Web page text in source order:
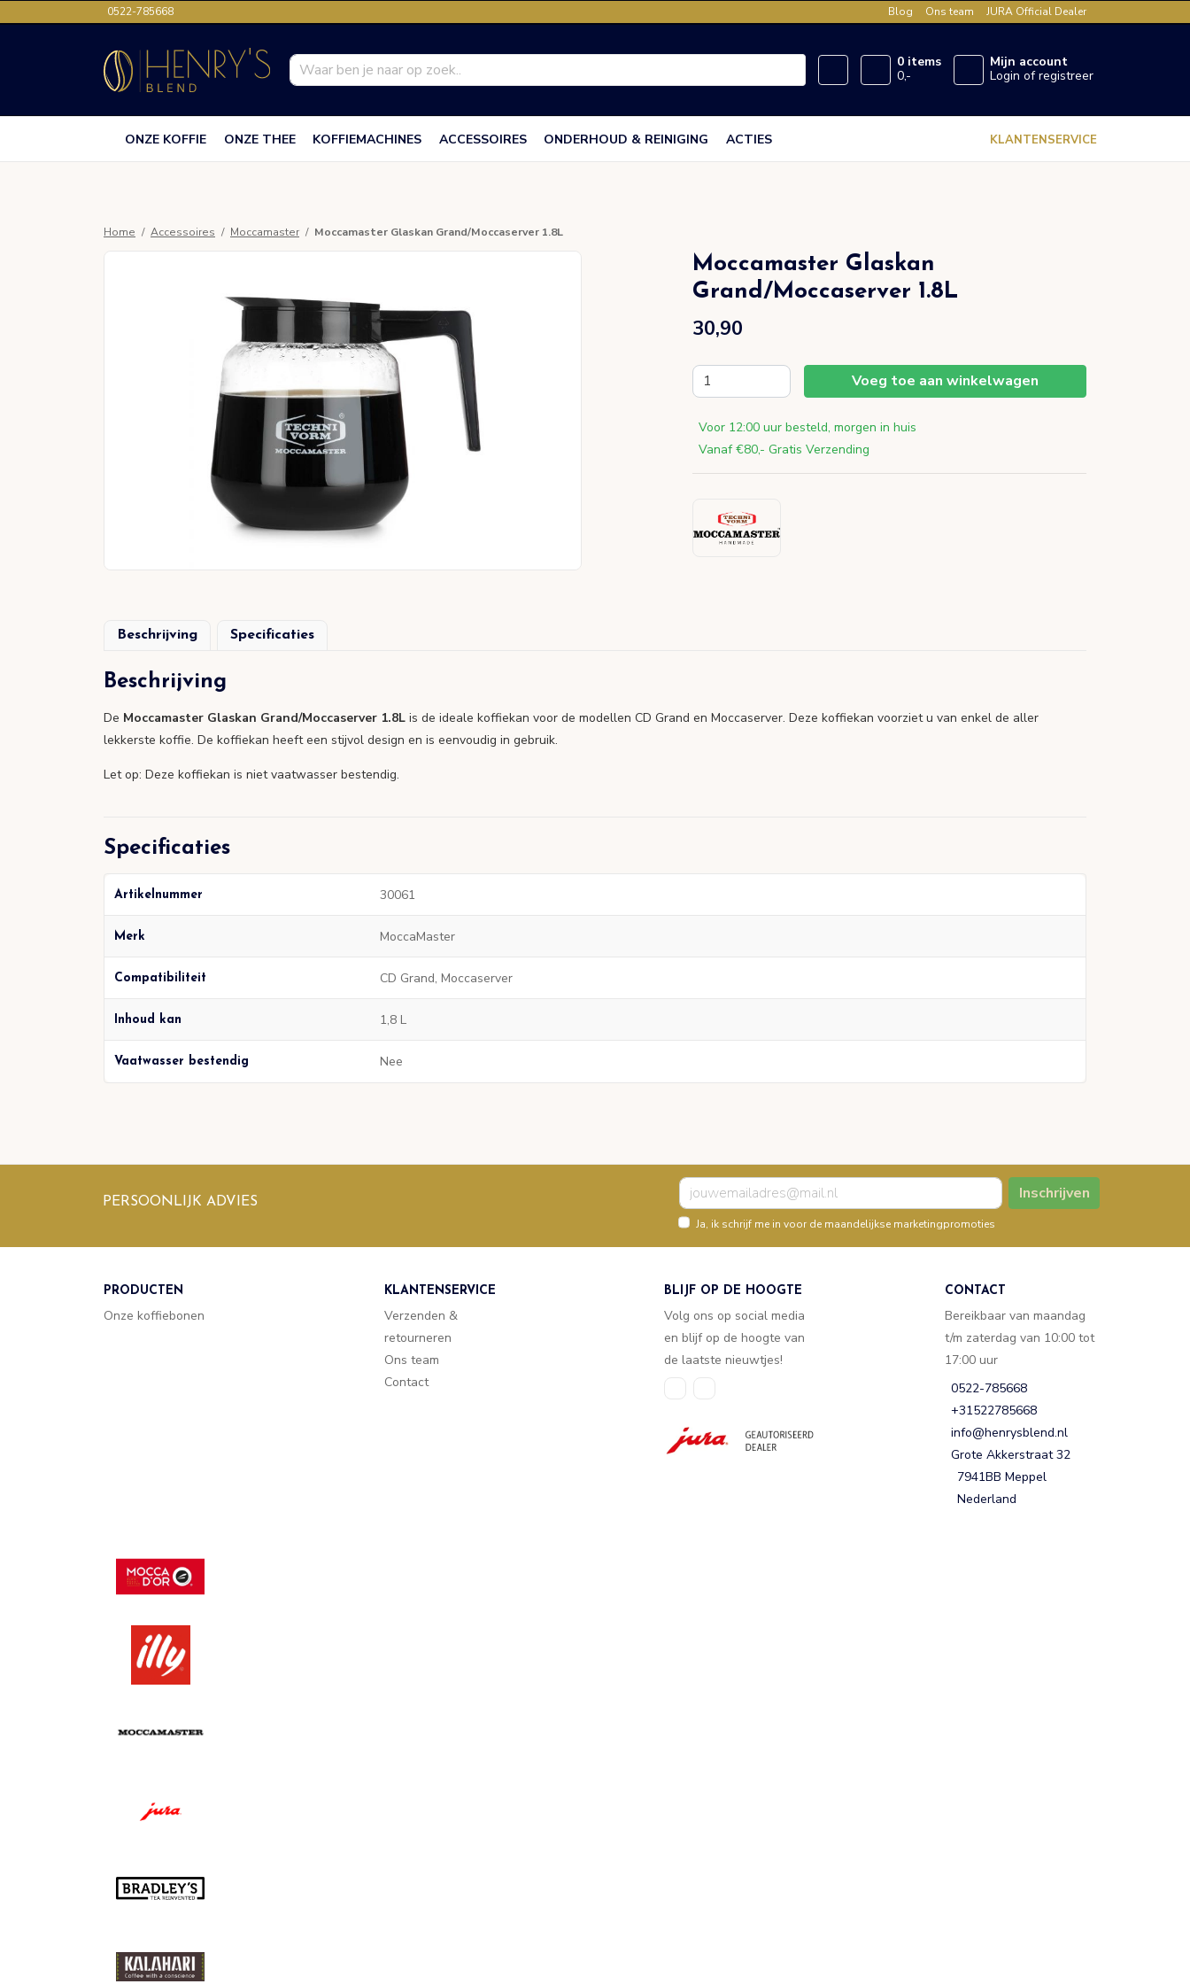
0522-785668 Blog Ons team JURA Official Dealer
0 items
0,-
Mijn account
Login of registreer
ONZE KOFFIE ONZE THEE KOFFIEMACHINES ACCESSOIRES ONDERHOUD & REINIGING ACTIES KLANTENSERVICE
Home Accessoires Moccamaster Moccamaster Glaskan Grand/Moccaserver 1.8L
Moccamaster Glaskan
Grand/Moccaserver 1.8L
30,90
Voeg toe aan winkelwagen
Voor 12:00 uur besteld, morgen in huis
Vanaf €80,- Gratis Verzending
Beschrijving Specificaties
Beschrijving
De Moccamaster Glaskan Grand/Moccaserver 1.8L is de ideale koffiekan voor de modellen CD Grand en Moccaserver. Deze koffiekan voorziet u van enkel de aller
lekkerste koffie. De koffiekan heeft een stijvol design en is eenvoudig in gebruik.
Let op: Deze koffiekan is niet vaatwasser bestendig.
Specificaties
Artikelnummer 30061
Merk MoccaMaster
Compatibiliteit CD Grand, Moccaserver
Inhoud kan 1,8 L
Vaatwasser bestendig Nee
PERSOONLIJK ADVIES Inschrijven
Ja, ik schrijf me in voor de maandelijkse marketingpromoties
PRODUCTEN
Onze koffiebonen
KLANTENSERVICE
Verzenden &
retourneren
Ons team
Contact
BLIJF OP DE HOOGTE
Volg ons op social media
en blijf op de hoogte van
de laatste nieuwtjes!
CONTACT
Bereikbaar van maandag
t/m zaterdag van 10:00 tot
17:00 uur
0522-785668
+31522785668
info@henrysblend.nl
Grote Akkerstraat 32
7941BB Meppel
Nederland